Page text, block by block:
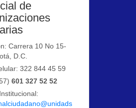
de
Carrera 10 No 15-
D.C.
322 844 45 59
601 327 52 52